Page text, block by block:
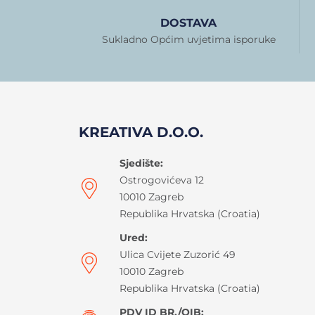
DOSTAVA
Sukladno Općim uvjetima isporuke
KREATIVA D.O.O.
Sjedište:
Ostrogovićeva 12
10010 Zagreb
Republika Hrvatska (Croatia)
Ured:
Ulica Cvijete Zuzorić 49
10010 Zagreb
Republika Hrvatska (Croatia)
PDV ID BR./OIB: